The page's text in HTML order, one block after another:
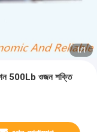
1/1
500Lb ওজন শক্তি